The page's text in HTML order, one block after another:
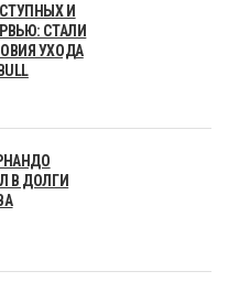
И
СТАЛИ
УХОДА
В ДОЛГИ